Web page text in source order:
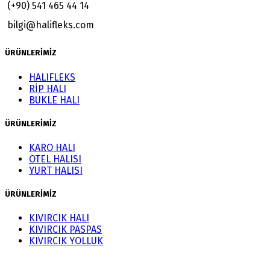
(+90) 541 465 44 14
bilgi@halifleks.com
ÜRÜNLERİMİZ
HALIFLEKS
RİP HALI
BUKLE HALI
ÜRÜNLERİMİZ
KARO HALI
OTEL HALISI
YURT HALISI
ÜRÜNLERİMİZ
KIVIRCIK HALI
KIVIRCIK PASPAS
KIVIRCIK YOLLUK